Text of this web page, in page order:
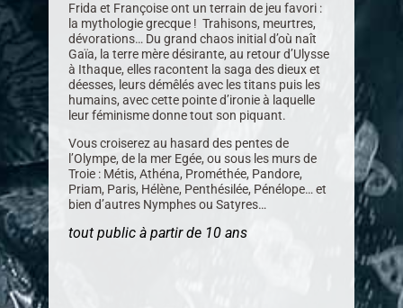
Frida et Françoise ont un terrain de jeu favori :
la mythologie grecque ! Trahisons, meurtres,
dévorations… Du grand chaos initial d’où naît
Gaïa, la terre mère désirante, au retour d’Ulysse
à Ithaque, elles racontent la saga des dieux et
déesses, leurs démêlés avec les titans puis les
humains, avec cette pointe d’ironie à laquelle
leur féminisme donne tout son piquant.
Vous croiserez au hasard des pentes de
l’Olympe, de la mer Egée, ou sous les murs de
Troie : Métis, Athéna, Prométhée, Pandore,
Priam, Paris, Hélène, Penthésilée, Pénélope… et
bien d’autres Nymphes ou Satyres…
tout public à partir de 10 ans